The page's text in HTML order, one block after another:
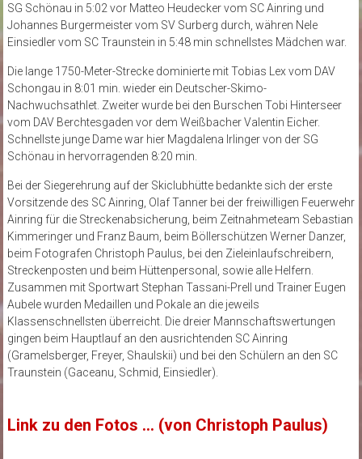
SG Schönau in 5:02 vor Matteo Heudecker vom SC Ainring und
Johannes Burgermeister vom SV Surberg durch, währen Nele
Einsiedler vom SC Traunstein in 5:48 min schnellstes Mädchen war.
Die lange 1750-Meter-Strecke dominierte mit Tobias Lex vom DAV
Schongau in 8:01 min. wieder ein Deutscher-Skimo-
Nachwuchsathlet. Zweiter wurde bei den Burschen Tobi Hinterseer
vom DAV Berchtesgaden vor dem Weißbacher Valentin Eicher.
Schnellste junge Dame war hier Magdalena Irlinger von der SG
Schönau in hervorragenden 8:20 min.
Bei der Siegerehrung auf der Skiclubhütte bedankte sich der erste
Vorsitzende des SC Ainring, Olaf Tanner bei der freiwilligen Feuerwehr
Ainring für die Streckenabsicherung, beim Zeitnahmeteam Sebastian
Kimmeringer und Franz Baum, beim Böllerschützen Werner Danzer,
beim Fotografen Christoph Paulus, bei den Zieleinlaufschreibern,
Streckenposten und beim Hüttenpersonal, sowie alle Helfern.
Zusammen mit Sportwart Stephan Tassani-Prell und Trainer Eugen
Aubele wurden Medaillen und Pokale an die jeweils
Klassenschnellsten überreicht. Die dreier Mannschaftswertungen
gingen beim Hauptlauf an den ausrichtenden SC Ainring
(Gramelsberger, Freyer, Shaulskii) und bei den Schülern an den SC
Traunstein (Gaceanu, Schmid, Einsiedler).
Link zu den Fotos … (von Christoph Paulus)